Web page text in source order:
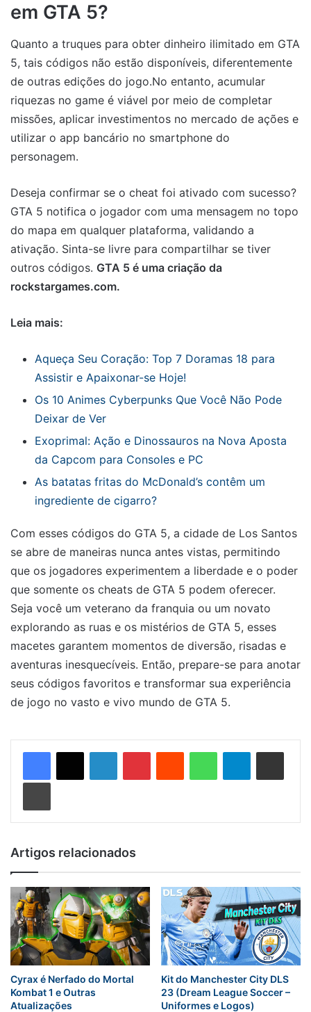
em GTA 5?
Quanto a truques para obter dinheiro ilimitado em GTA
5, tais códigos não estão disponíveis, diferentemente
de outras edições do jogo.No entanto, acumular
riquezas no game é viável por meio de completar
missões, aplicar investimentos no mercado de ações e
utilizar o app bancário no smartphone do
personagem.
Deseja confirmar se o cheat foi ativado com sucesso?
GTA 5 notifica o jogador com uma mensagem no topo
do mapa em qualquer plataforma, validando a
ativação. Sinta-se livre para compartilhar se tiver
outros códigos. GTA 5 é uma criação da
rockstargames.com.
Leia mais:
Aqueça Seu Coração: Top 7 Doramas 18 para
Assistir e Apaixonar-se Hoje!
Os 10 Animes Cyberpunks Que Você Não Pode
Deixar de Ver
Exoprimal: Ação e Dinossauros na Nova Aposta
da Capcom para Consoles e PC
As batatas fritas do McDonald’s contêm um
ingrediente de cigarro?
Com esses códigos do GTA 5, a cidade de Los Santos
se abre de maneiras nunca antes vistas, permitindo
que os jogadores experimentem a liberdade e o poder
que somente os cheats de GTA 5 podem oferecer.
Seja você um veterano da franquia ou um novato
explorando as ruas e os mistérios de GTA 5, esses
macetes garantem momentos de diversão, risadas e
aventuras inesquecíveis. Então, prepare-se para anotar
seus códigos favoritos e transformar sua experiência
de jogo no vasto e vivo mundo de GTA 5.
LinkedinPinterestReddit WhatsAppTelegramCompartilhar via e-mail
Imprimir
Artigos relacionados
Cyrax é Nerfado do Mortal
Kombat 1 e Outras
Atualizações
Kit do Manchester City DLS
23 (Dream League Soccer –
Uniformes e Logos)